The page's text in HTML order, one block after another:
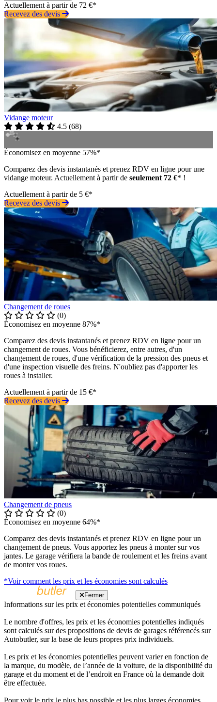
Actuellement à partir de 72 €*
Recevez des devis
Vidange moteur
4.5 (68)
Économisez en moyenne 57%*
Comparez des devis instantanés et prenez RDV en ligne pour une
vidange moteur. Actuellement à partir de seulement 72 €* !
Actuellement à partir de 5 €*
Recevez des devis
Changement de roues
(0)
Économisez en moyenne 87%*
Comparez des devis instantanés et prenez RDV en ligne pour un
changement de roues. Vous bénéficierez, entre autres, d'un
changement de roues, d'une vérification de la pression des pneus et
d'une inspection visuelle des freins. N'oubliez pas d'apporter les
roues à installer.
Actuellement à partir de 15 €*
Recevez des devis
Changement de pneus
(0)
Économisez en moyenne 64%*
Comparez des devis instantanés et prenez RDV en ligne pour un
changement de pneus. Vous apportez les pneus à monter sur vos
jantes. Le garage vérifiera la bande de roulement et les freins avant
de monter vos roues.
*Voir comment les prix et les économies sont calculés
Fermer
Informations sur les prix et économies potentielles communiqués
Le nombre d'offres, les prix et les économies potentielles indiqués
sont calculés sur des propositions de devis de garages référencés sur
Autobutler, sur la base de leurs propres prix individuels.
Les prix et les économies potentielles peuvent varier en fonction de
la marque, du modèle, de l’année de la voiture, de la disponibilité du
garage et du moment et de l’endroit en France où la demande doit
être effectuée.
Pour voir le prix le plus bas possible et les plus larges économies